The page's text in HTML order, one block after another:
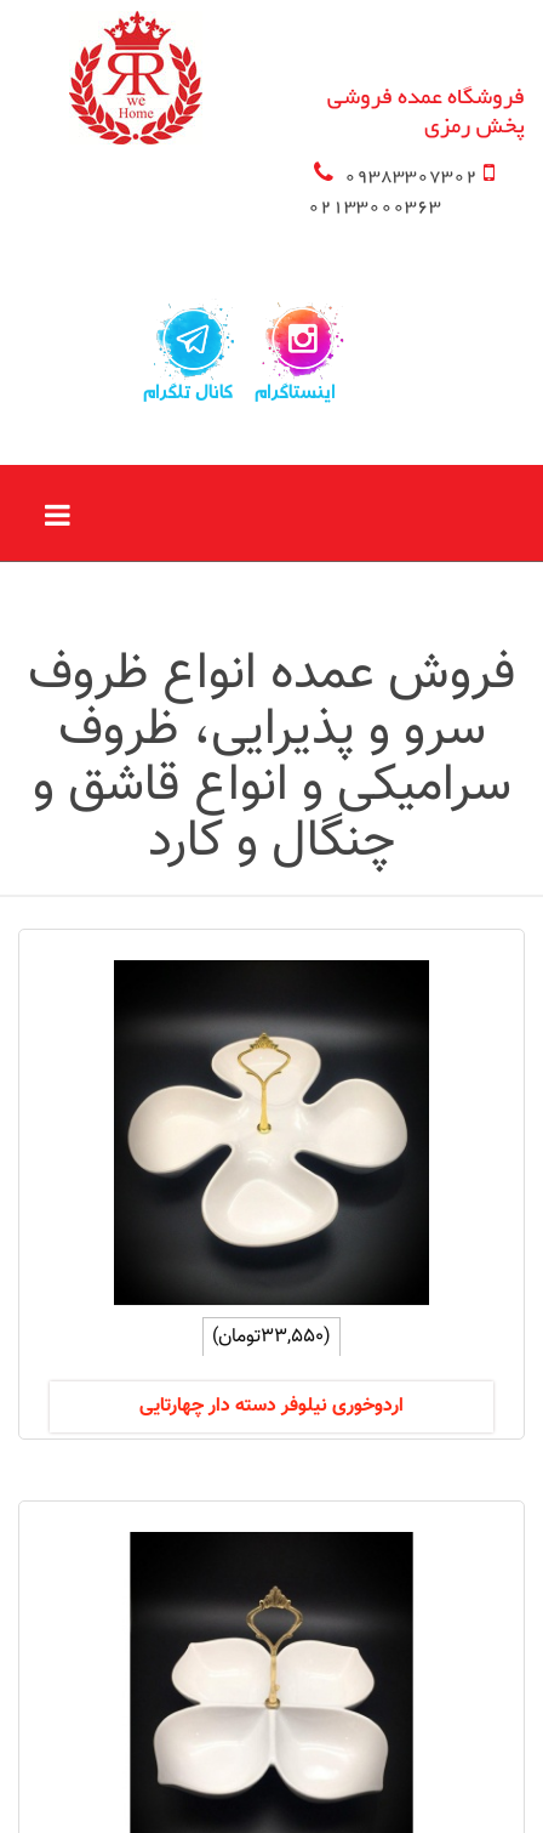
فروشگاه عمده فروشی
پخش رمزی
09383307302
02133000363
اینستاگرام کانال تلگرام
فروش عمده انواع ظروف
سرو و پذیرایی، ظروف
سرامیکی و انواع قاشق و
چنگال و کارد
(33,550تومان)
اردوخوری نیلوفر دسته دار چهارتایی